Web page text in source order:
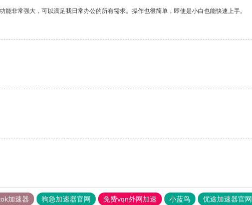
非常强大，可以满足我日常办公的所有需求。操作也很简单，即使是小白也能快速上手。
加速器 狗急加速器官网 免费vqn外网加速 小蓝鸟 优途加速器官网